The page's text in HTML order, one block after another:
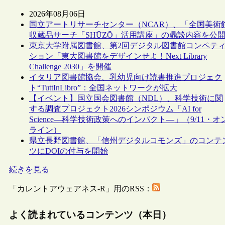
2026年08月06日
国立アートリサーチセンター（NCAR）、「全国美術
収蔵品サーチ「SHŪZŌ」活用講座」の鼎談内容を公開
東京大学附属図書館、第2回デジタル図書館コンペティ
ション「東大図書館をデザインせよ！Next Library
Challenge 2030」を開催
イタリア図書館協会、乳幼児向け読書推進プロジェク
ト“TuttInLibro”：全国ネットワークが拡大
【イベント】国立国会図書館（NDL）、科学技術に関
する調査プロジェクト2026シンポジウム「AI for
Science―科学技術政策へのインパクト―」（9/11・オ
ライン）
県立長野図書館、「信州デジタルコモンズ」のコンテ
ツにDOIの付与を開始
続きを見る
「カレントアウェアネス-R」用のRSS：
よく読まれているコンテンツ（本日）